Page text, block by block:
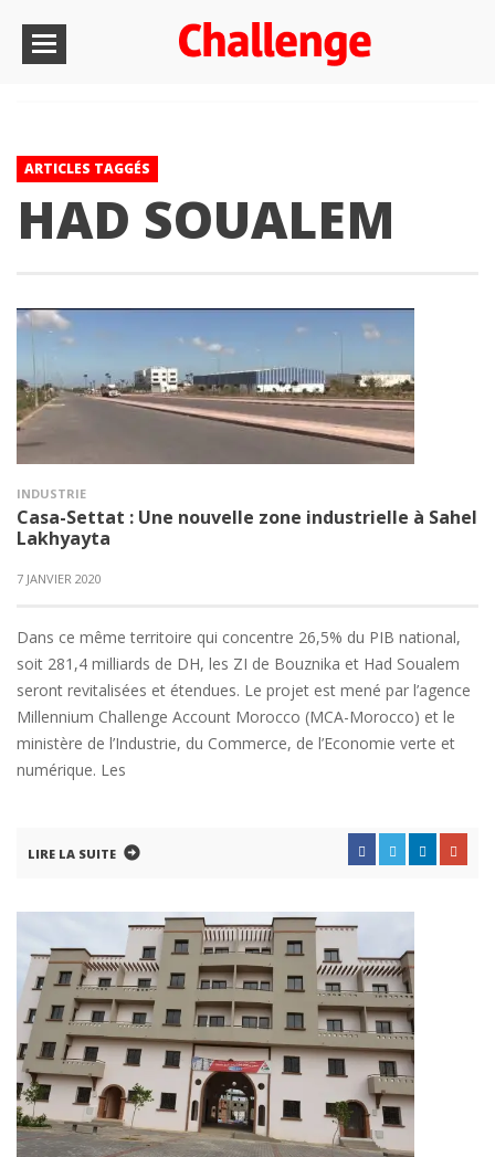
ARTICLES TAGGÉS
HAD SOUALEM
INDUSTRIE
Casa-Settat : Une nouvelle zone industrielle à Sahel
Lakhyayta
7 JANVIER 2020
Dans ce même territoire qui concentre 26,5% du PIB national,
soit 281,4 milliards de DH, les ZI de Bouznika et Had Soualem
seront revitalisées et étendues. Le projet est mené par l’agence
Millennium Challenge Account Morocco (MCA-Morocco) et le
ministère de l’Industrie, du Commerce, de l’Economie verte et
numérique. Les
LIRE LA SUITE